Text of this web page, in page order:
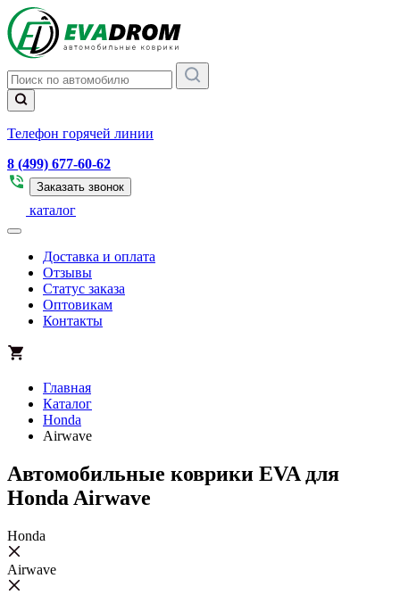
Телефон горячей линии
8 (499) 677-60-62
Заказать звонок
каталог
Доставка и оплата
Отзывы
Статус заказа
Оптовикам
Контакты
Главная
Каталог
Honda
Airwave
Автомобильные коврики EVA для
Honda Airwave
Honda
Airwave